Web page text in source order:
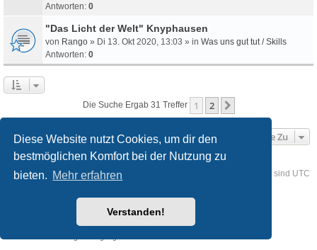
Diese Website nutzt Cookies, um dir den
bestmöglichen Komfort bei der Nutzung zu
bieten. Mehr erfahren
Verstanden!
Antworten: 0
"Das Licht der Welt" Knyphausen
von Rango » Di 13. Okt 2020, 13:03 » in Was uns gut tut / Skills
Antworten: 0
Die Suche Ergab 31 Treffer 1 2
Gehe Zu
Foren-Übersicht Kontakt Alle Zeiten sind UTC
® Forum Software © phpBB Limited
phpBB.de
created by INVENTEA & v12mike